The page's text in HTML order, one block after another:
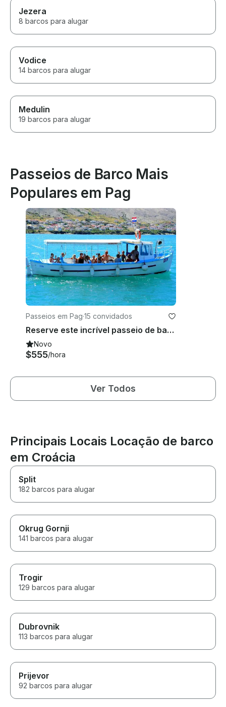
Jezera
8 barcos para alugar
Vodice
14 barcos para alugar
Medulin
19 barcos para alugar
Passeios de Barco Mais
Populares em Pag
Passeios em Pag·15 convidados
Reserve este incrível passeio de barco de 4 horas em Zadar, Croácia
Novo
$555/hora
Ver Todos
Principais Locais Locação de barco
em Croácia
Split
182 barcos para alugar
Okrug Gornji
141 barcos para alugar
Trogir
129 barcos para alugar
Dubrovnik
113 barcos para alugar
Prijevor
92 barcos para alugar